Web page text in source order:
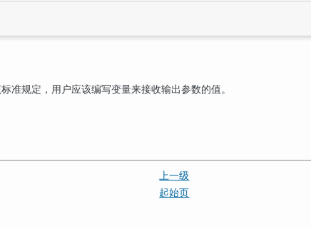
准规定，用户应该编写变量来接收输出参数的值。
上一级
起始页